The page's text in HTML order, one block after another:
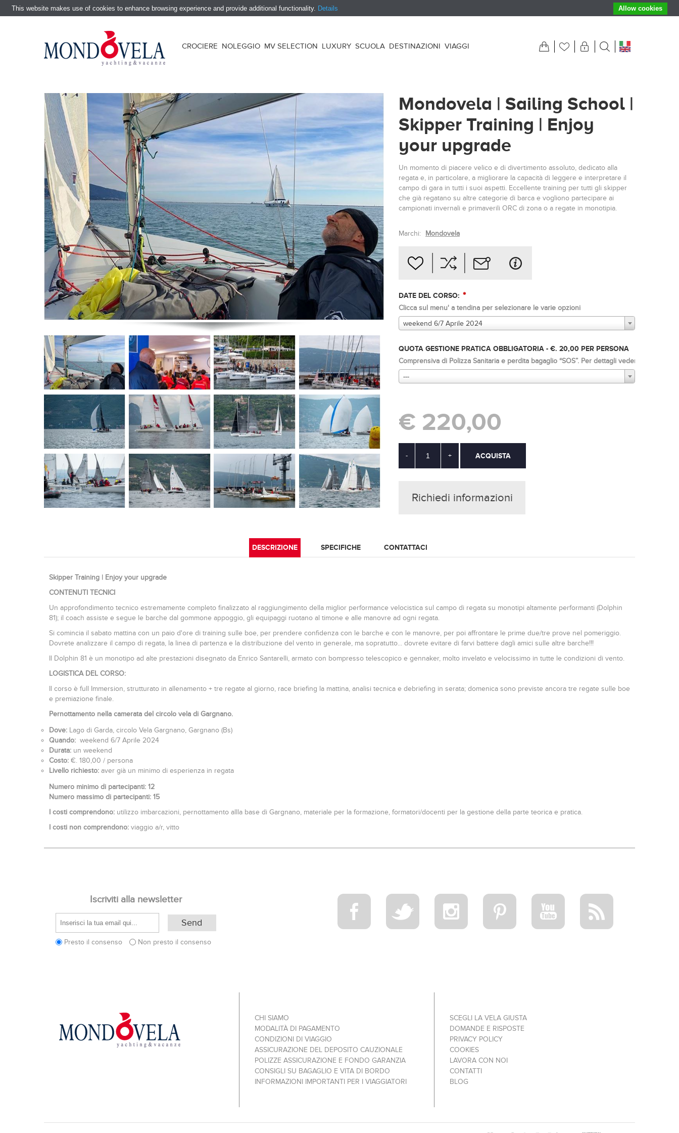
CROCIERE NOLEGGIO MV SELECTION LUXURY SCUOLA DESTINAZIONI VIAGGI
Mondovela | Sailing School |
Skipper Training | Enjoy
your upgrade
Un momento di piacere velico e di divertimento assoluto, dedicato alla
regata e, in particolare, a migliorare la capacità di leggere e interpretare il
campo di gara in tutti i suoi aspetti. Eccellente training per tutti gli skipper
che già regatano su altre categorie di barca e vogliono partecipare ai
campionati invernali e primaverili ORC di zona o a regate in monotipia.
Marchi: Mondovela
DATE DEL CORSO: *
Clicca sul menu' a tendina per selezionare le varie opzioni
weekend 6/7 Aprile 2024
QUOTA GESTIONE PRATICA OBBLIGATORIA - €. 20,00 PER PERSONA
Comprensiva di Polizza Sanitaria e perdita bagaglio “SOS”. Per dettagli vedere "tariffe e
---
€ 220,00
- +
Richiedi informazioni
DESCRIZIONE SPECIFICHE CONTATTACI
Skipper Training | Enjoy your upgrade
CONTENUTI TECNICI
Un approfondimento tecnico estremamente completo finalizzato al raggiungimento della miglior performance velocistica sul campo di regata su monotipi altamente performanti (Dolphin
81); il coach assiste e segue le barche dal gommone appoggio, gli equipaggi ruotano al timone e alle manovre ad ogni regata.
Si comincia il sabato mattina con un paio d'ore di training sulle boe, per prendere confidenza con le barche e con le manovre, per poi affrontare le prime due/tre prove nel pomeriggio.
Dovrete analizzare il campo di regata, la linea di partenza e la distribuzione del vento in generale, ma sopratutto... dovrete evitare di farvi battere dagli amici sulle altre barche!!!
Il Dolphin 81 è un monotipo ad alte prestazioni disegnato da Enrico Santarelli, armato con bompresso telescopico e gennaker, molto invelato e velocissimo in tutte le condizioni di vento.
LOGISTICA DEL CORSO:
Il corso è full Immersion, strutturato in allenamento + tre regate al giorno, race briefing la mattina, analisi tecnica e debriefing in serata; domenica sono previste ancora tre regate sulle boe
e premiazione finale.
Pernottamento nella camerata del circolo vela di Gargnano.
Dove: Lago di Garda, circolo Vela Gargnano, Gargnano (Bs)
Quando: weekend 6/7 Aprile 2024
Durata: un weekend
Costo: €. 180,00 / persona
Livello richiesto: aver già un minimo di esperienza in regata
Numero minimo di partecipanti: 12
Numero massimo di partecipanti: 15
I costi comprendono: utilizzo imbarcazioni, pernottamento allla base di Gargnano, materiale per la formazione, formatori/docenti per la gestione della parte teorica e pratica.
I costi non comprendono: viaggio a/r, vitto
Iscriviti alla newsletter
Presto il consenso Non presto il consenso
CHI SIAMO
MODALITÀ DI PAGAMENTO
CONDIZIONI DI VIAGGIO
ASSICURAZIONE DEL DEPOSITO CAUZIONALE
POLIZZE ASSICURAZIONE E FONDO GARANZIA
CONSIGLI SU BAGAGLIO E VITA DI BORDO
INFORMAZIONI IMPORTANTI PER I VIAGGIATORI
SCEGLI LA VELA GIUSTA
DOMANDE E RISPOSTE
PRIVACY POLICY
COOKIES
LAVORA CON NOI
CONTATTI
BLOG
This website makes use of cookies to enhance browsing experience and provide additional functionality. Details Allow cookies